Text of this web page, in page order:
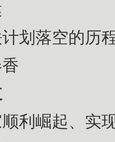
划落空的历
利崛起、实